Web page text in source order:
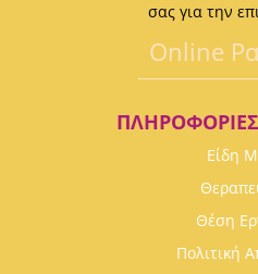
σας για την
Οnline
Είδη
Θέση
Πολιτική